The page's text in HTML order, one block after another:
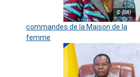
© (DR)
commandes de la Maison de la
femme